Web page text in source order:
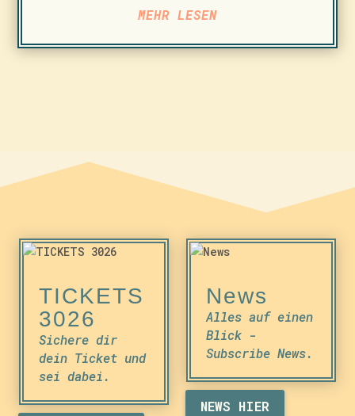
MEHR LESEN
TICKETS
3026
Sichere dir
dein Ticket und
sei dabei.
News
Alles auf einen
Blick -
Subscribe News.
NEWS HIER